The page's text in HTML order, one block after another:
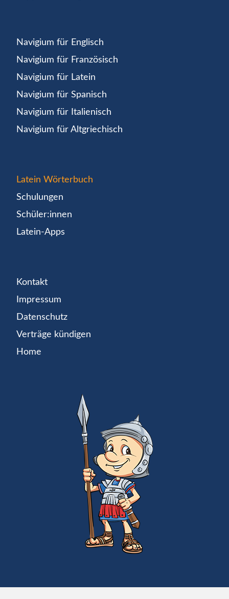
Navigium für Englisch
Navigium für Französisch
Navigium für Latein
Navigium für Spanisch
Navigium für Italienisch
Navigium für Altgriechisch
Latein Wörterbuch
Schulungen
Schüler:innen
Latein-Apps
Kontakt
Impressum
Datenschutz
Verträge kündigen
Home